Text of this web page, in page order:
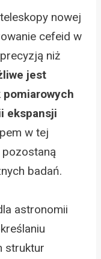
nowej
cefeid w
niż
jest
ekspansji
w tej
pozostaną
badań.
astronomii
struktur